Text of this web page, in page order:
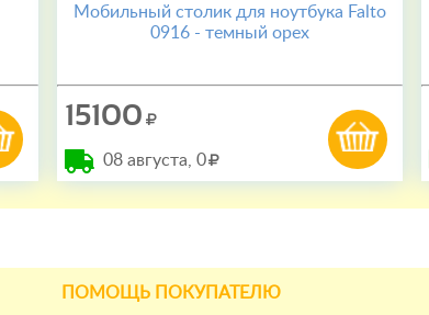
Мобильный столик для ноутбука Falto
0916 - темный орех
15100
08 августа, 0
ПОМОЩЬ ПОКУПАТЕЛЮ